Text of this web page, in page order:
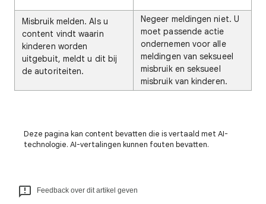
Misbruik melden. Als u
content vindt waarin
kinderen worden
uitgebuit, meldt u dit bij
de autoriteiten.
Negeer meldingen niet. U
moet passende actie
ondernemen voor alle
meldingen van seksueel
misbruik en seksueel
misbruik van kinderen.
Deze pagina kan content bevatten die is vertaald met AI-
technologie. AI-vertalingen kunnen fouten bevatten.
Feedback over dit artikel geven